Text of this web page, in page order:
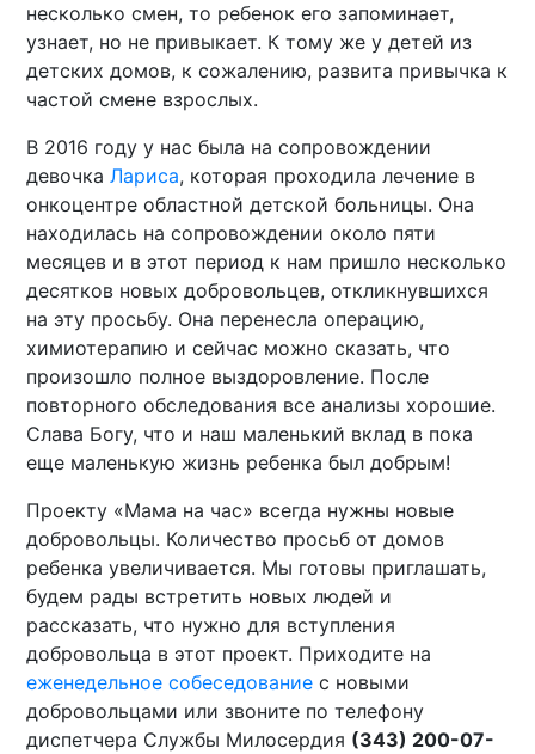
несколько смен, то ребенок его запоминает,
узнает, но не привыкает. К тому же у детей из
детских домов, к сожалению, развита привычка к
частой смене взрослых.
В 2016 году у нас была на сопровождении
девочкаЛариса, которая проходила лечение в
онкоцентре областной детской больницы. Она
находилась на сопровождении около пяти
месяцев и в этот период к нам пришло несколько
десятков новых добровольцев, откликнувшихся
на эту просьбу. Она перенесла операцию,
химиотерапию и сейчас можно сказать, что
произошло полное выздоровление. После
повторного обследования все анализы хорошие.
Слава Богу, что и наш маленький вклад в пока
еще маленькую жизнь ребенка был добрым!
Проекту «Мама на час» всегда нужны новые
добровольцы. Количество просьб от домов
ребенка увеличивается. Мы готовы приглашать,
будем рады встретить новых людей и
рассказать, что нужно для вступления
добровольца в этот проект. Приходите на
еженедельное собеседование с новыми
добровольцами или звоните по телефону
диспетчера Службы Милосердия (343) 200-07-